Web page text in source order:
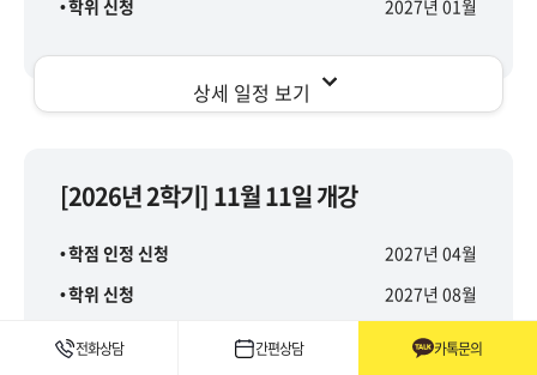
학위 신청
2027년 01월
상세 일정 보기
[2026년 2학기] 11월 11일 개강
학점 인정 신청
2027년 04월
학위 신청
2027년 08월
상세 일정 보기
전화상담 간편상담 카톡문의